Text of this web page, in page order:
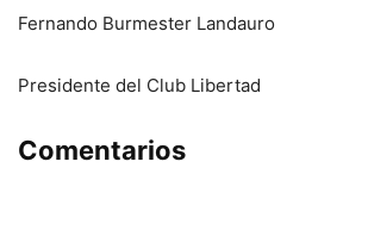
Fernando Burmester Landauro
Presidente del Club Libertad
Comentarios